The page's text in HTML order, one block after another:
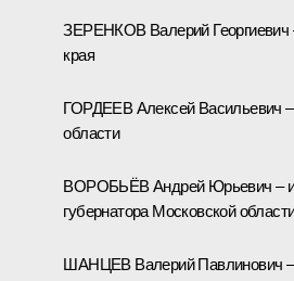
ЗЕРЕНКОВ Валерий Георгиевич
края
ГОРДЕЕВ Алексей Васильевич –
области
ВОРОБЬЁВ Андрей Юрьевич –
губернатора Московской
ШАНЦЕВ Валерий Павлинович –